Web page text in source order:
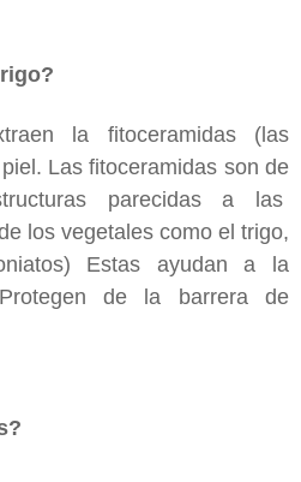
la fitoceramidas (las
Las fitoceramidas son de
parecidas a las
los vegetales como el trigo,
Estas ayudan a la
de la barrera de